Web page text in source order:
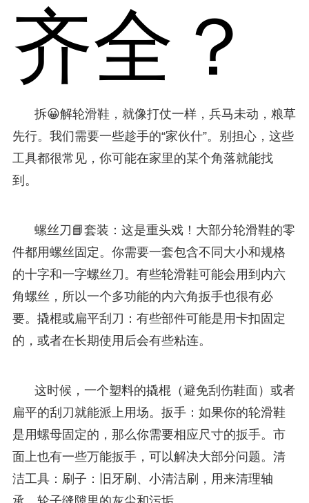
齐全？
拆😀解轮滑鞋，就像打仗一样，兵马未动，粮草
先行。我们需要一些趁手的“家伙什”。别担心，这些
工具都很常见，你可能在家里的某个角落就能找
到。
螺丝刀📘套装：这是重头戏！大部分轮滑鞋的零
件都用螺丝固定。你需要一套包含不同大小和规格
的十字和一字螺丝刀。有些轮滑鞋可能会用到内六
角螺丝，所以一个多功能的内六角扳手也很有必
要。撬棍或扁平刮刀：有些部件可能是用卡扣固定
的，或者在长期使用后会有些粘连。
这时候，一个塑料的撬棍（避免刮伤鞋面）或者
扁平的刮刀就能派上用场。扳手：如果你的轮滑鞋
是用螺母固定的，那么你需要相应尺寸的扳手。市
面上也有一些万能扳手，可以解决大部分问题。清
洁工具：刷子：旧牙刷、小清洁刷，用来清理轴